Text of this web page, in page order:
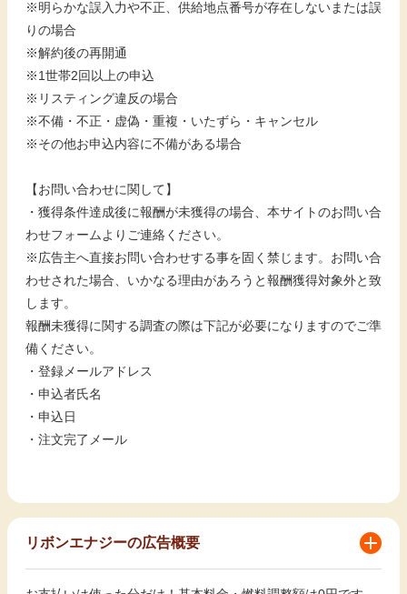
※明らかな誤入力や不正、供給地点番号が存在しないまたは誤
りの場合
※解約後の再開通
※1世帯2回以上の申込
※リスティング違反の場合
※不備・不正・虚偽・重複・いたずら・キャンセル
※その他お申込内容に不備がある場合
【お問い合わせに関して】
・獲得条件達成後に報酬が未獲得の場合、本サイトのお問い合
わせフォームよりご連絡ください。
※広告主へ直接お問い合わせする事を固く禁じます。お問い合
わせされた場合、いかなる理由があろうと報酬獲得対象外と致
します。
報酬未獲得に関する調査の際は下記が必要になりますのでご準
備ください。
・登録メールアドレス
・申込者氏名
・申込日
・注文完了メール
リボンエナジーの広告概要